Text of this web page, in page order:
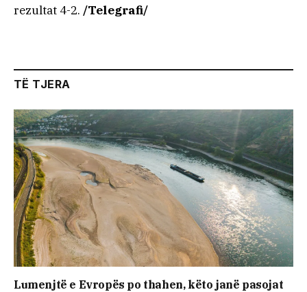
rezultat 4-2. /Telegrafi/
TË TJERA
Lumenjtë e Evropës po thahen, këto janë pasojat